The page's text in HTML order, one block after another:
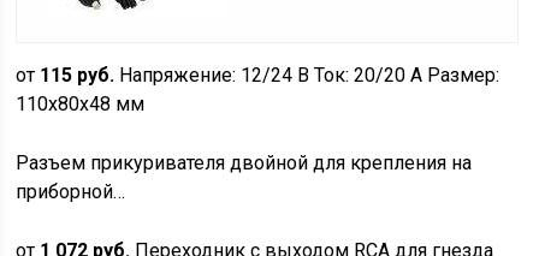
от 115 руб. Напряжение: 12/24 В Ток: 20/20 А Размер:
110х80х48 мм
Разъем прикуривателя двойной для крепления на
приборной…
от 1 072 руб. Переходник с выходом RCA для гнезда